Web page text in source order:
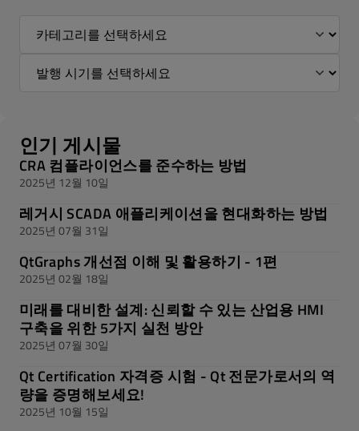
인기 게시물
CRA 컴플라이언스를 준수하는 방법
2025년 12월 10일
레거시 SCADA 애플리케이션을 현대화하는 방법
2025년 07월 31일
QtGraphs 개선점 이해 및 활용하기 - 1편
2025년 02월 18일
미래를 대비한 설계: 신뢰할 수 있는 산업용 HMI
구축을 위한 5가지 실천 방안
2025년 07월 30일
Qt Certification 자격증 시험 - Qt 전문가로서의 역
량을 증명해보세요!
2025년 10월 15일